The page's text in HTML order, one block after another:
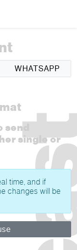
WHATSAPP
single or
time, and if
changes will be